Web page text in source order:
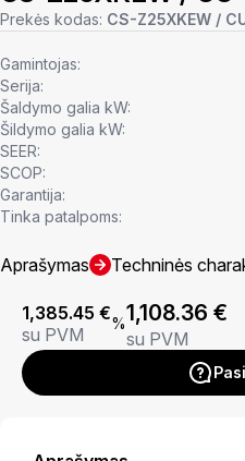
Prekės kodas: CS-Z25XKEW /
Gamintojas:
Serija:
Šaldymo galia kW:
Šildymo galia kW:
SEER:
SCOP:
Garantija:
Tinka patalpoms:
Aprašymas Techninės
1,385.45 €
su PVM
%1,108.36 €
su PVM